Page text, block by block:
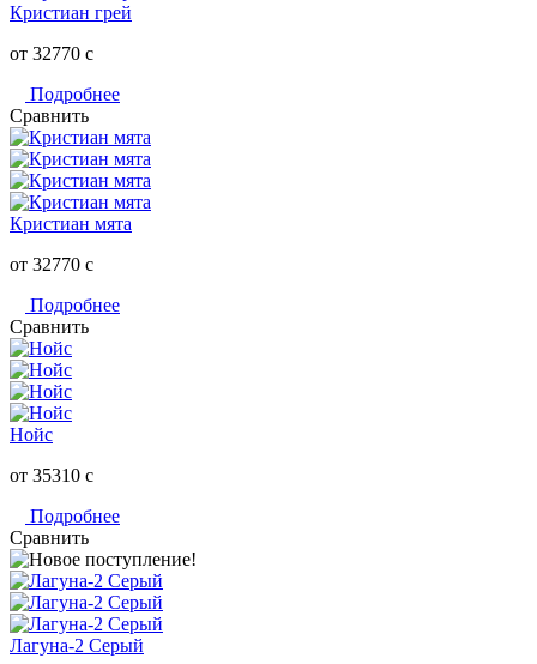
Кристиан грей
от 32770 c
Подробнее
Сравнить
Кристиан мята
от 32770 c
Подробнее
Сравнить
Нойс
от 35310 c
Подробнее
Сравнить
Лагуна-2 Серый